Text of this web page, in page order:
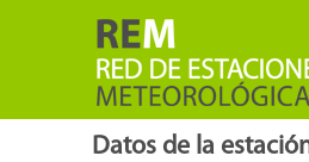
Datos de la